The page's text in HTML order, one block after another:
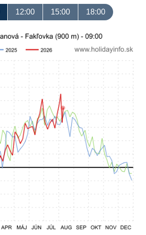
12:00 15:00 18:00